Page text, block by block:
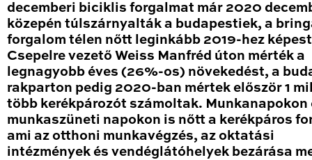
decemberi biciklis forgalmat már 2020
közepén túlszárnyalták a budapestiek, a
forgalom télen nőtt leginkább 2019-hez
Csepelre vezető Weiss Manfréd úton mérték a
legnagyobb éves (26%-os) növekedést, a
rakparton pedig 2020-ban mértek először 1
több kerékpározót számoltak. Munkanapokon
munkaszüneti napokon is nőtt a kerékpáros
ami az otthoni munkavégzés, az oktatási
intézmények és vendéglátóhelyek bezárása